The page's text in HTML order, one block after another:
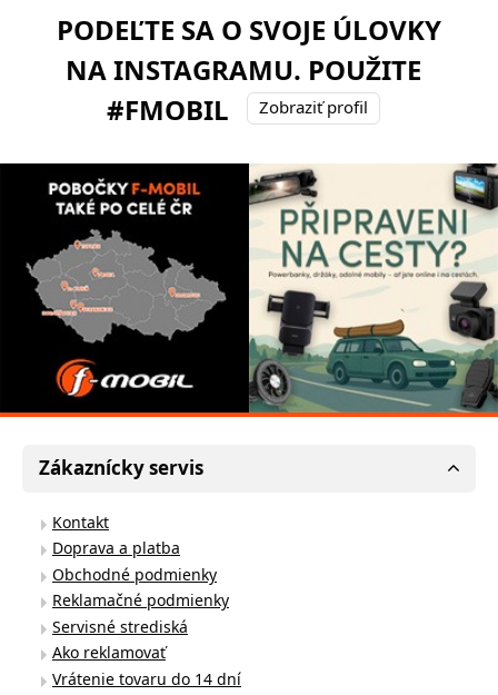
PODEĽTE SA O SVOJE ÚLOVKY
NA INSTAGRAMU. POUŽITE
#FMOBIL
Zobraziť profil
Zákaznícky servis
Kontakt
Doprava a platba
Obchodné podmienky
Reklamačné podmienky
Servisné strediská
Ako reklamovať
Vrátenie tovaru do 14 dní